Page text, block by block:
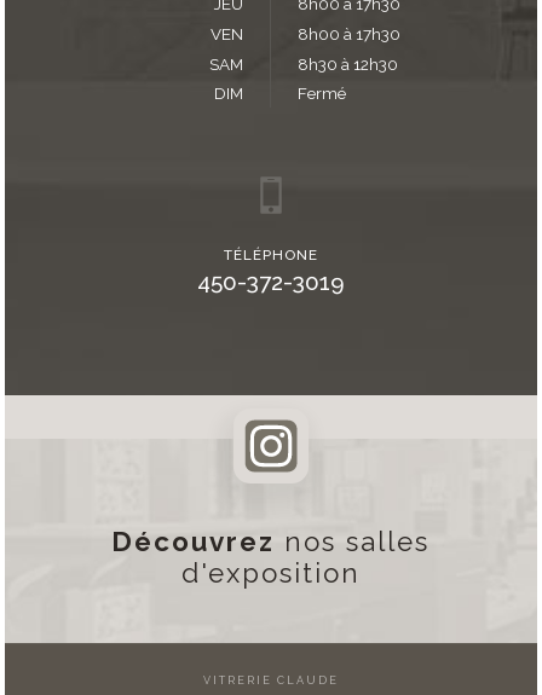
JEU
8h00 à 17h30
VEN
8h00 à 17h30
SAM
8h30 à 12h30
DIM
Fermé
TÉLÉPHONE
450-372-3019
Découvrez nos salles
d'exposition
VITRERIE CLAUDE